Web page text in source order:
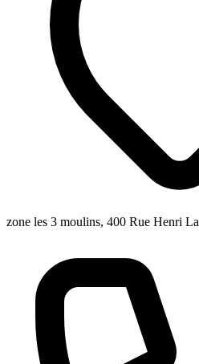
zone les 3 moulins, 400 Rue Henri